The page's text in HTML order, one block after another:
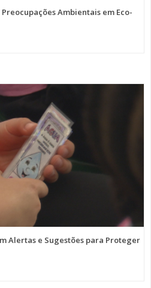
Ambientais em Eco-
Alertas e Sugestões para Proteger